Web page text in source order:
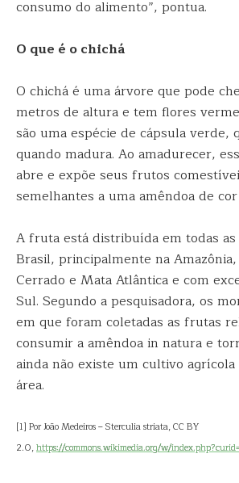
consumo do alimento”, pontua.
O que é o chichá
O chichá é uma árvore que pode
metros de altura e tem flores
são uma espécie de cápsula verde,
quando madura. Ao amadurecer,
abre e expõe seus frutos
semelhantes a uma amêndoa de
A fruta está distribuída em todas as
Brasil, principalmente na Amazônia,
Cerrado e Mata Atlântica e com
Sul. Segundo a pesquisadora, os
em que foram coletadas as frutas
consumir a amêndoa in natura e
ainda não existe um cultivo
área.
[1] Por João Medeiros – Sterculia striata, CC BY
2.0,https://commons.wikimedia.org/w/